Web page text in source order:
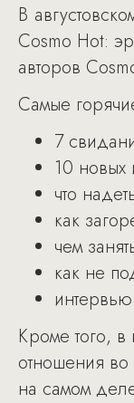
В
Cosmo Hot:
авторов
Самые
7
10
что
как
чем
как не
Кроме того, в
отношения
на самом